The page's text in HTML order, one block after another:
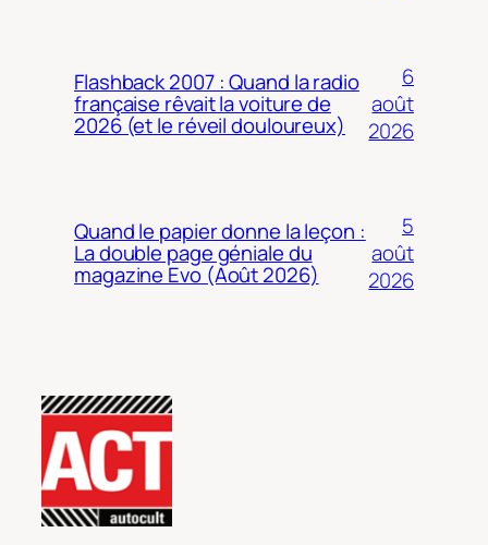
Flashback 2007 : Quand la radio
française rêvait la voiture de
2026 (et le réveil douloureux)
6
août
2026
Quand le papier donne la leçon :
La double page géniale du
magazine Evo (Août 2026)
5
août
2026